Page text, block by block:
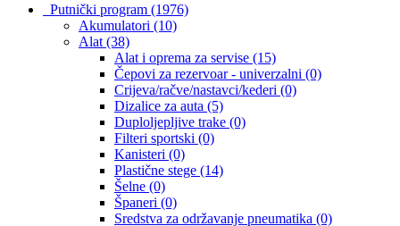
Putnički program (1976)
Akumulatori (10)
Alat (38)
Alat i oprema za servise (15)
Čepovi za rezervoar - univerzalni (0)
Crijeva/račve/nastavci/kederi (0)
Dizalice za auta (5)
Duploljepljive trake (0)
Filteri sportski (0)
Kanisteri (0)
Plastične stege (14)
Šelne (0)
Španeri (0)
Sredstva za održavanje pneumatika (0)